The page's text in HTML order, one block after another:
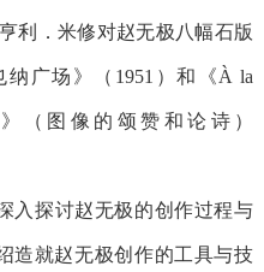
亨利．米修对赵无极八幅石版
广场》（1951）和《À la
》（图像的颂赞和论诗）
入探讨赵无极的创作过程与
造就赵无极创作的工具与技